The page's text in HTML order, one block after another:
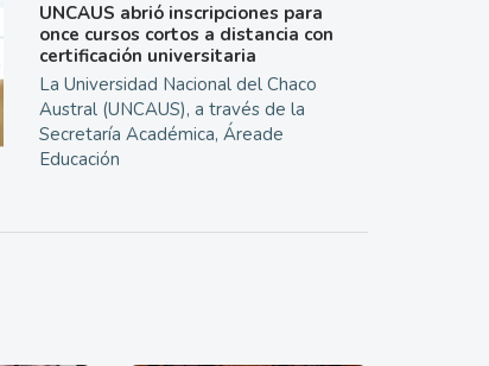
UNCAUS abrió inscripciones para
once cursos cortos a distancia con
certificación universitaria
La Universidad Nacional del Chaco
Austral (UNCAUS), a través de la
Secretaría Académica, Áreade
Educación